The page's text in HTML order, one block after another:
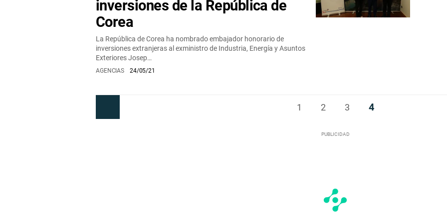
inversiones de la República de
Corea
La República de Corea ha nombrado embajador honorario de
inversiones extranjeras al exministro de Industria, Energía y Asuntos
Exteriores Josep…
AGENCIAS 24/05/21
1 2 3 4